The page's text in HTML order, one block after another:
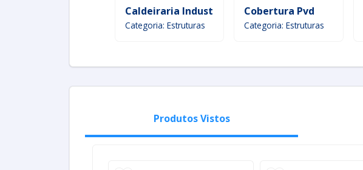
Caldeiraria Industrial
Categoria: Estruturas
Cobertura Pvd
Categoria: Estruturas
Produtos Vistos